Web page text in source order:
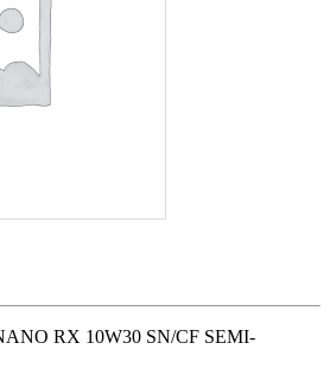
RX 10W30 SN/CF SEMI-